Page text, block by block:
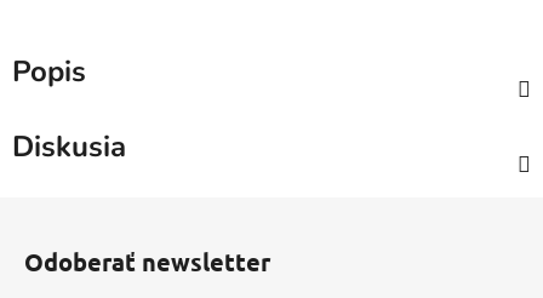
Popis
Diskusia
Odoberať newsletter